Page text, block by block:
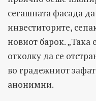
сегашната фасада
инвеститорите,
новиот барок.
отколку да се
во градежниот
анонимни.